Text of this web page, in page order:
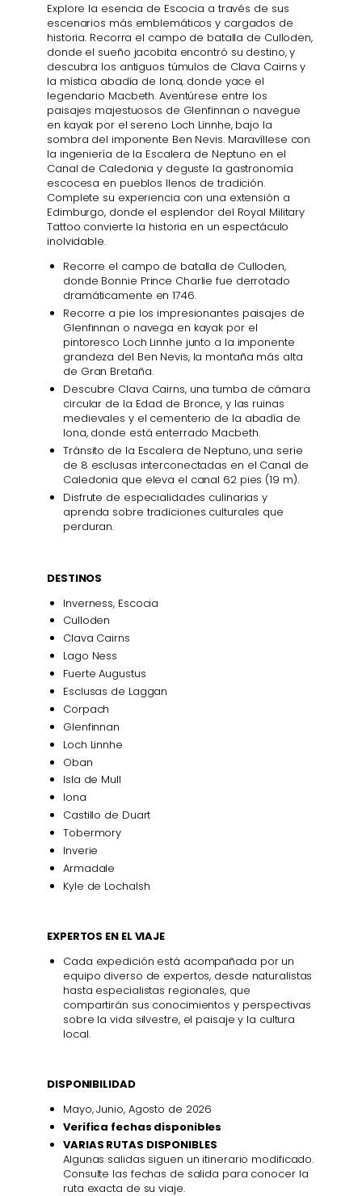
Explore la esencia de Escocia a través de sus
escenarios más emblemáticos y cargados de
historia. Recorra el campo de batalla de Culloden,
donde el sueño jacobita encontró su destino, y
descubra los antiguos túmulos de Clava Cairns y
la mística abadía de Iona, donde yace el
legendario Macbeth. Aventúrese entre los
paisajes majestuosos de Glenfinnan o navegue
en kayak por el sereno Loch Linnhe, bajo la
sombra del imponente Ben Nevis. Maravíllese con
la ingeniería de la Escalera de Neptuno en el
Canal de Caledonia y deguste la gastronomía
escocesa en pueblos llenos de tradición.
Complete su experiencia con una extensión a
Edimburgo, donde el esplendor del Royal Military
Tattoo convierte la historia en un espectáculo
inolvidable.
Recorre el campo de batalla de Culloden,
donde Bonnie Prince Charlie fue derrotado
dramáticamente en 1746.
Recorre a pie los impresionantes paisajes de
Glenfinnan o navega en kayak por el
pintoresco Loch Linnhe junto a la imponente
grandeza del Ben Nevis, la montaña más alta
de Gran Bretaña.
Descubre Clava Cairns, una tumba de cámara
circular de la Edad de Bronce, y las ruinas
medievales y el cementerio de la abadía de
Iona, donde está enterrado Macbeth.
Tránsito de la Escalera de Neptuno, una serie
de 8 esclusas interconectadas en el Canal de
Caledonia que eleva el canal 62 pies (19 m).
Disfrute de especialidades culinarias y
aprenda sobre tradiciones culturales que
perduran.
DESTINOS
Inverness, Escocia
Culloden
Clava Cairns
Lago Ness
Fuerte Augustus
Esclusas de Laggan
Corpach
Glenfinnan
Loch Linnhe
Oban
Isla de Mull
Iona
Castillo de Duart
Tobermory
Inverie
Armadale
Kyle de Lochalsh
EXPERTOS EN EL VIAJE
Cada expedición está acompañada por un
equipo diverso de expertos, desde naturalistas
hasta especialistas regionales, que
compartirán sus conocimientos y perspectivas
sobre la vida silvestre, el paisaje y la cultura
local.
DISPONIBILIDAD
Mayo, Junio, Agosto de 2026
Verifica fechas disponibles
VARIAS RUTAS DISPONIBLES
Algunas salidas siguen un itinerario modificado.
Consulte las fechas de salida para conocer la
ruta exacta de su viaje.